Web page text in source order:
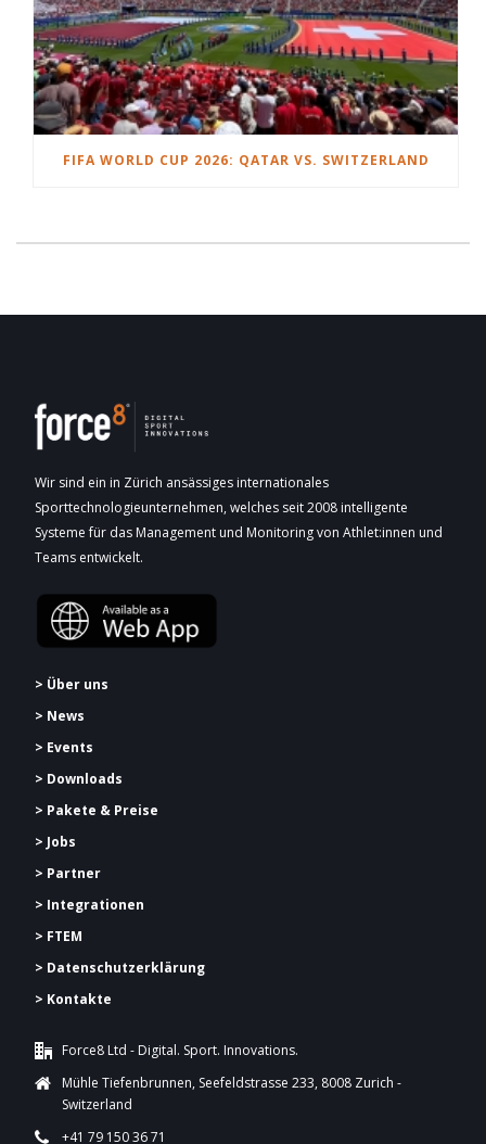
FIFA WORLD CUP 2026: QATAR VS. SWITZERLAND
Wir sind ein in Zürich ansässiges internationales
Sporttechnologieunternehmen, welches seit 2008 intelligente
Systeme für das Management und Monitoring von Athlet:innen und
Teams entwickelt.
> Über uns
> News
> Events
> Downloads
> Pakete & Preise
> Jobs
> Partner
> Integrationen
> FTEM
> Datenschutzerklärung
> Kontakte
Force8 Ltd - Digital. Sport. Innovations.
Mühle Tiefenbrunnen, Seefeldstrasse 233, 8008 Zurich -
Switzerland
+41 79 150 36 71